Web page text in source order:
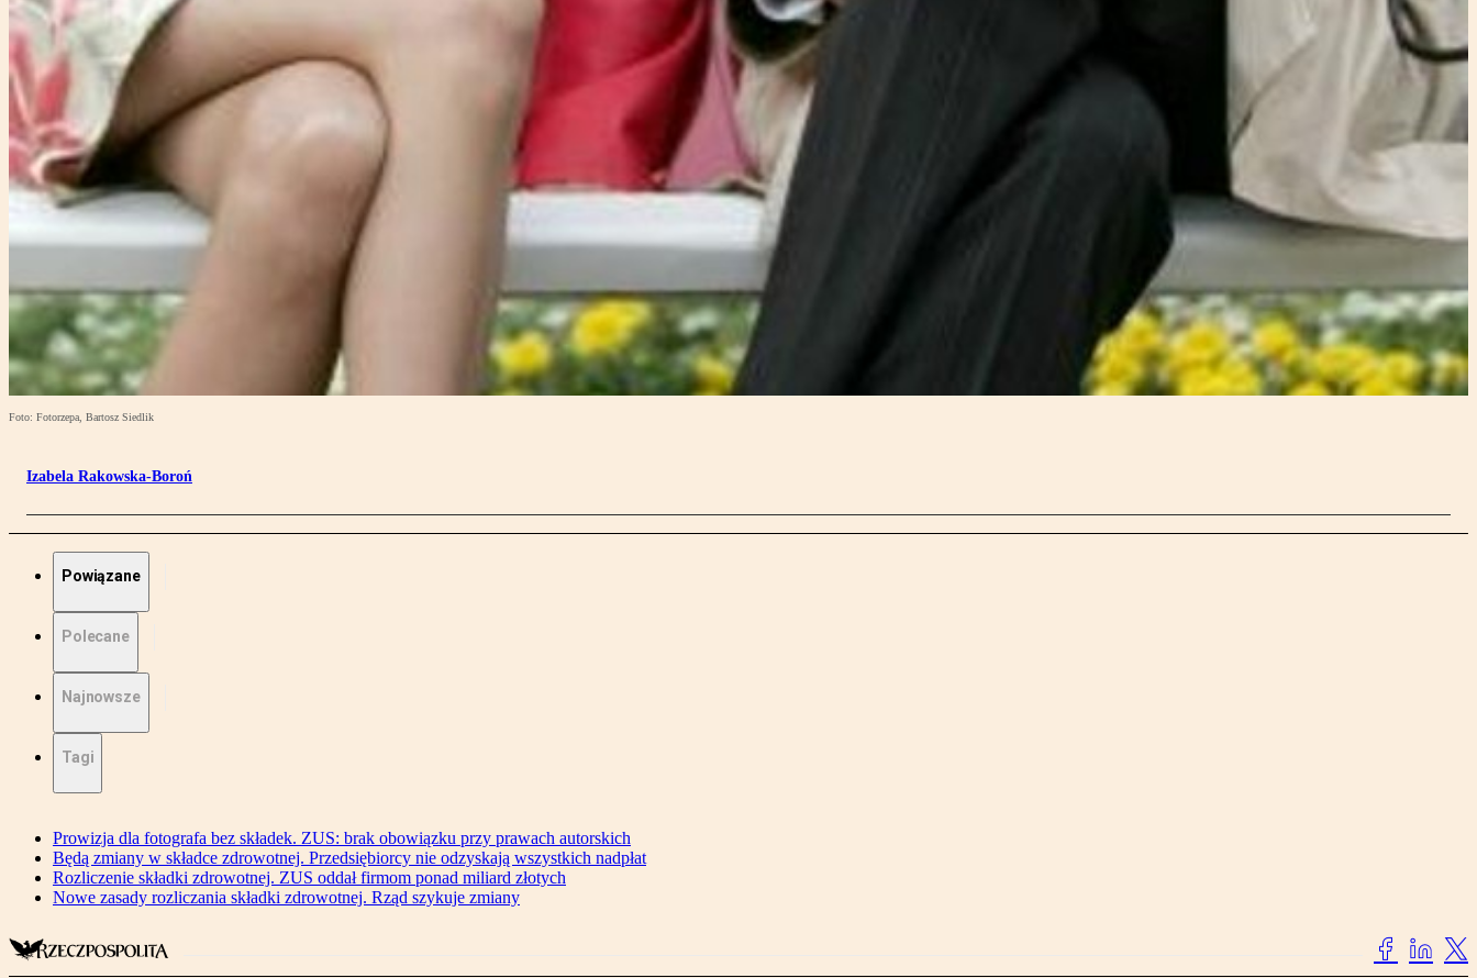
Foto: Fotorzepa, Bartosz Siedlik
Izabela Rakowska-Boroń
Powiązane
Polecane
Najnowsze
Tagi
Prowizja dla fotografa bez składek. ZUS: brak obowiązku przy prawach autorskich
Będą zmiany w składce zdrowotnej. Przedsiębiorcy nie odzyskają wszystkich nadpłat
Rozliczenie składki zdrowotnej. ZUS oddał firmom ponad miliard złotych
Nowe zasady rozliczania składki zdrowotnej. Rząd szykuje zmiany